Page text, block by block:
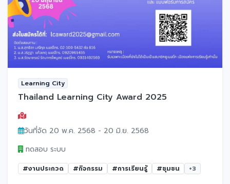
Learning City
Thailand Learning City Award 2025
วันที่จัด 20 พ.ค. 2568 - 20 มิ.ย. 2568
ทดสอบ ระบบ
#งานประกวด #กิจกรรม #การเรียนรู้ #ชุมชน +3